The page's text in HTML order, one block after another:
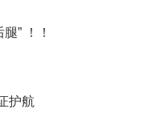
” ！！
护航